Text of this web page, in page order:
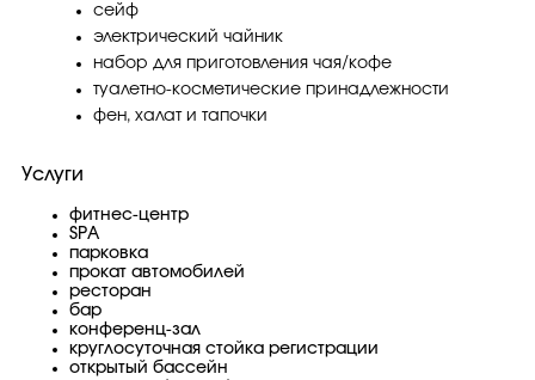
сейф
электрический чайник
набор для приготовления чая/кофе
туалетно-косметические принадлежности
фен, халат и тапочки
Услуги
фитнес-центр
SPA
парковка
прокат автомобилей
ресторан
бар
конференц-зал
круглосуточная стойка регистрации
открытый бассейн